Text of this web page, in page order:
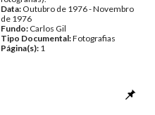
Data: Outubro de 1976 - Novembro
de 1976
Fundo: Carlos Gil
Tipo Documental:Fotografias
Página(s): 1